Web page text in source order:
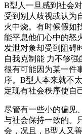
B型人一旦感到社会
受到别人歧视或认为
火中烧。有时候假如
能平息他们心中的怒
发泄对象却受到阻碍
自我克制能 力不够强
很有可能因为某一件
序。B型人本来就不
定现有社会秩序使自
尽管有一些小的偏见
与社会保持一致的。
会，况且，B型人又